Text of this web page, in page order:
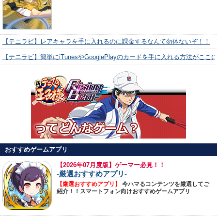
【テニラビ】レアキャラを手に入れるのに課金するなんて勿体ないぞ！！
【テニラビ】簡単にiTunesやGooglePlayのカードを手に入れる方法がここ
おすすめゲームアプリ
【2026年07月度版】ゲーマー必見！！
-厳選おすすめアプリ-
【厳選おすすめアプリ】
今ハマるコンテンツを厳選してご
紹介！！スマートフォン向けおすすめゲームアプリ